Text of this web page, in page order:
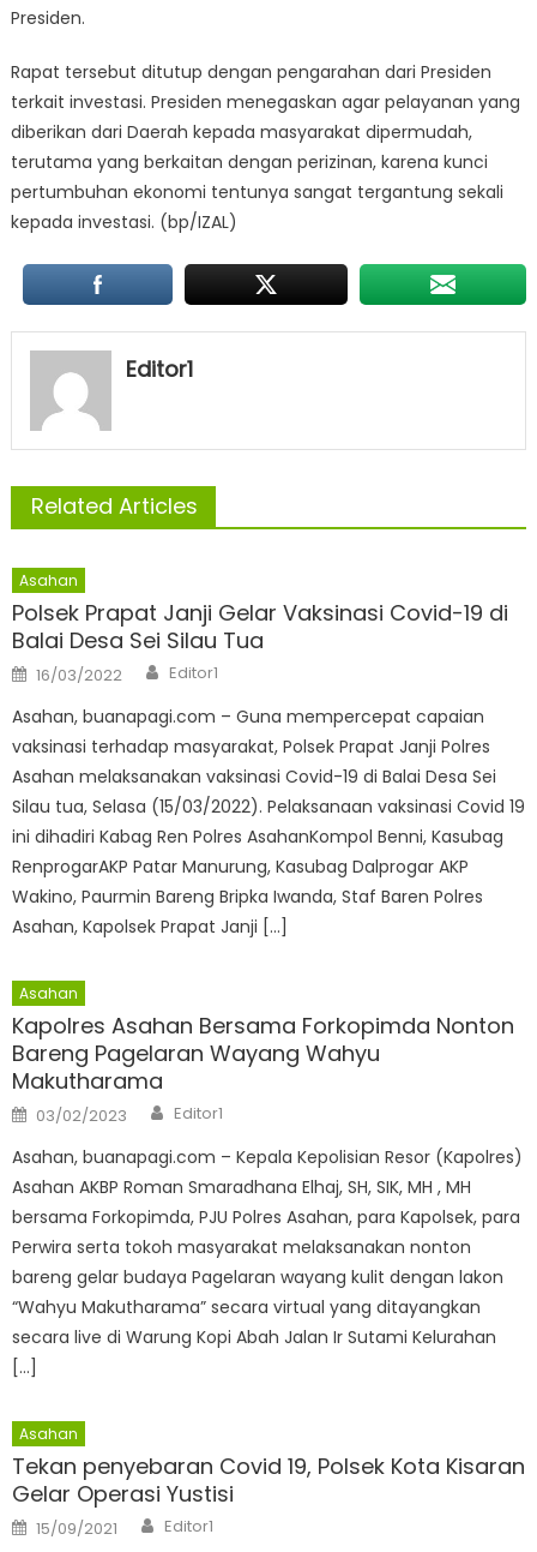
Presiden.
Rapat tersebut ditutup dengan pengarahan dari Presiden
terkait investasi. Presiden menegaskan agar pelayanan yang
diberikan dari Daerah kepada masyarakat dipermudah,
terutama yang berkaitan dengan perizinan, karena kunci
pertumbuhan ekonomi tentunya sangat tergantung sekali
kepada investasi. (bp/IZAL)
Editor1
Related Articles
Asahan
Polsek Prapat Janji Gelar Vaksinasi Covid-19 di
Balai Desa Sei Silau Tua
Posted
on
16/03/2022 Author
Editor1
Asahan, buanapagi.com – Guna mempercepat capaian
vaksinasi terhadap masyarakat, Polsek Prapat Janji Polres
Asahan melaksanakan vaksinasi Covid-19 di Balai Desa Sei
Silau tua, Selasa (15/03/2022). Pelaksanaan vaksinasi Covid 19
ini dihadiri Kabag Ren Polres AsahanKompol Benni, Kasubag
RenprogarAKP Patar Manurung, Kasubag Dalprogar AKP
Wakino, Paurmin Bareng Bripka Iwanda, Staf Baren Polres
Asahan, Kapolsek Prapat Janji […]
Asahan
Kapolres Asahan Bersama Forkopimda Nonton
Bareng Pagelaran Wayang Wahyu
Makutharama
Posted
on
03/02/2023 Author
Editor1
Asahan, buanapagi.com – Kepala Kepolisian Resor (Kapolres)
Asahan AKBP Roman Smaradhana Elhaj, SH, SIK, MH , MH
bersama Forkopimda, PJU Polres Asahan, para Kapolsek, para
Perwira serta tokoh masyarakat melaksanakan nonton
bareng gelar budaya Pagelaran wayang kulit dengan lakon
“Wahyu Makutharama” secara virtual yang ditayangkan
secara live di Warung Kopi Abah Jalan Ir Sutami Kelurahan
[…]
Asahan
Tekan penyebaran Covid 19, Polsek Kota Kisaran
Gelar Operasi Yustisi
Posted
on
15/09/2021 Author
Editor1